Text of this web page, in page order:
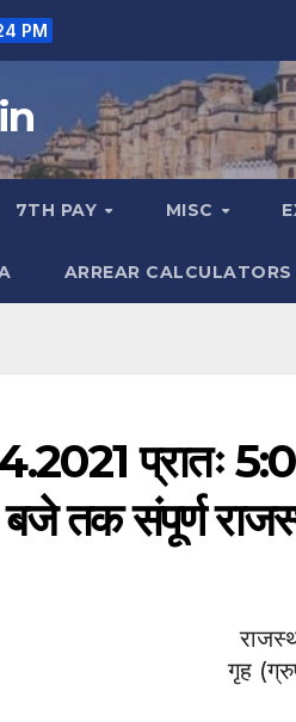
PM
7TH PAY MISC
ARREAR CALCULATORS
प्रातः
तक संपूर्ण
गृह